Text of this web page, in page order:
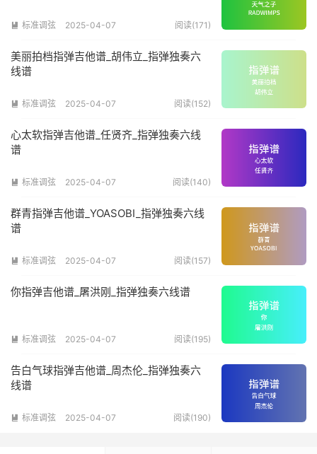
 标准调弦 2025-04-07 阅读(171)
美丽拍档指弹吉他谱_胡伟立_指弹独奏六
线谱
 标准调弦 2025-04-07 阅读(152)
心太软指弹吉他谱_任贤齐_指弹独奏六线
谱
 标准调弦 2025-04-07 阅读(140)
群青指弹吉他谱_YOASOBI_指弹独奏六线
谱
 标准调弦 2025-04-07 阅读(157)
你指弹吉他谱_屠洪刚_指弹独奏六线谱
 标准调弦 2025-04-07 阅读(195)
告白气球指弹吉他谱_周杰伦_指弹独奏六
线谱
 标准调弦 2025-04-07 阅读(190)